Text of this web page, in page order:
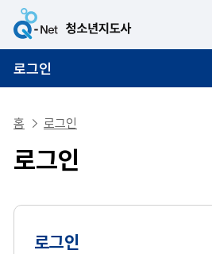
로그인
홈 로그인
로그인
로그인